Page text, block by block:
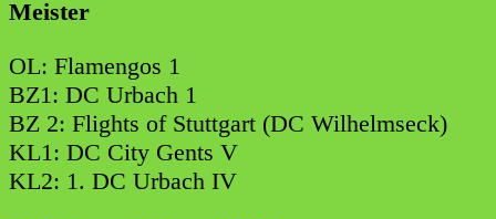
Meister
OL: Flamengos 1
BZ1: DC Urbach 1
BZ 2: Flights of Stuttgart (DC Wilhelmseck)
KL1: DC City Gents V
KL2: 1. DC Urbach IV